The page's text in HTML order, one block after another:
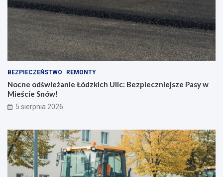
BEZPIECZEŃSTWO REMONTY
Nocne odświeżanie Łódzkich Ulic: Bezpieczniejsze Pasy w
Mieście Snów!
5 sierpnia 2026